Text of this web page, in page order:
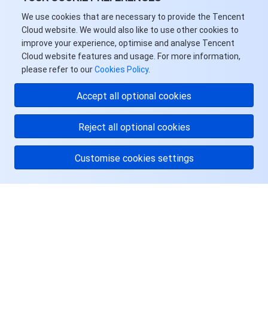
We use cookies that are necessary to provide the Tencent
Cloud website. We would also like to use other cookies to
improve your experience, optimise and analyse Tencent
Cloud website features and usage. For more information,
please refer to ourCookies Policy.
Accept all optional cookies
Reject all optional cookies
Customise cookies settings
智能预问诊
智能顾问
标签
云资源自动化 for Terraform
配置审计
云原生构建
腾讯云代码助手
腾讯云代码分析
腾讯云超级应用服务
云开发 CloudBase
监控与运维
腾讯云可观测平台
应用性能监控
Prometheus 监控服务
API 与工具
腾讯云命令行工具
软件产品公告专区
软件产品生命周期公告
腾讯专有云企业版 TCE
腾讯专有云PaaS平台 TCS
TDSQL
大数据